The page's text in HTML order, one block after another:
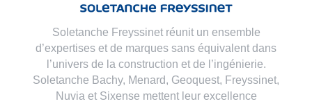
Soletanche Freyssinet réunit un ensemble
d’expertises et de marques sans équivalent dans
l’univers de la construction et de l’ingénierie.
Soletanche Bachy, Menard, Geoquest, Freyssinet,
Nuvia et Sixense mettent leur excellence